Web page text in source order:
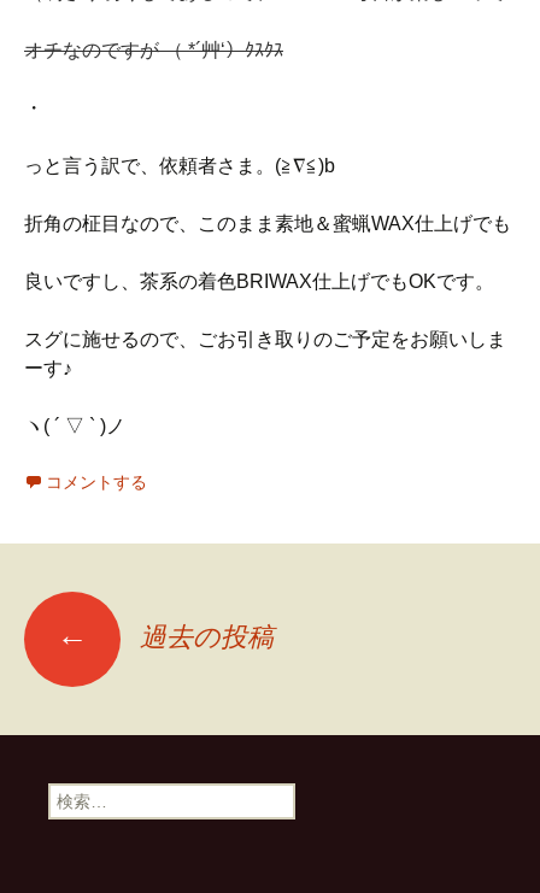
オチなのですが （ *´艸‘）ｸｽｸｽ
・
っと言う訳で、依頼者さま。(≧∇≦)b
折角の柾目なので、このまま素地＆蜜蝋WAX仕上げでも
良いですし、茶系の着色BRIWAX仕上げでもOKです。
スグに施せるので、ごお引き取りのご予定をお願いしま
ーす♪
ヽ( ´ ▽ ` )ノ
コメントする
投
稿
ナ
← 過去の投稿
検
索: